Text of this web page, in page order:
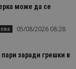
може да се
05/08/2026 08:28
заради грешки в